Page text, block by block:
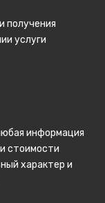
получения
услуги
информация
стоимости
характер и